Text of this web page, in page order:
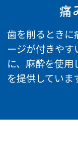
痛
歯を削るときに
ージが付きや
に、麻酔を使
を提供していま